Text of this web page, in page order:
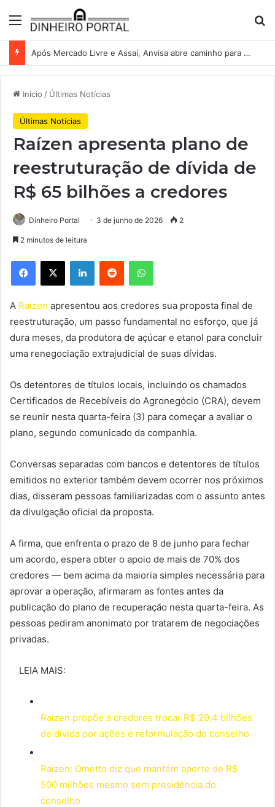
Menu
Após Mercado Livre e Assaí, Anvisa abre caminho para venda de medicamentos pela Shopee
Início / Últimas Notícias
Últimas Notícias
Raízen apresenta plano de
reestruturação de dívida de
R$ 65 bilhões a credores
Dinheiro Portal 3 de junho de 2026 2
2 minutos de leitura
Facebook
X LinkedinReddit WhatsApp
A Raízen apresentou aos credores sua proposta final de
reestruturação, um passo fundamental no esforço, que já
dura meses, da produtora de açúcar e etanol para concluir
uma renegociação extrajudicial de suas dívidas.
Os detentores de títulos locais, incluindo os chamados
Certificados de Recebíveis do Agronegócio (CRA), devem
se reunir nesta quarta-feira (3) para começar a avaliar o
plano, segundo comunicado da companhia.
Conversas separadas com bancos e detentores de títulos
emitidos no exterior também devem ocorrer nos próximos
dias, disseram pessoas familiarizadas com o assunto antes
da divulgação oficial da proposta.
A firma, que enfrenta o prazo de 8 de junho para fechar
um acordo, espera obter o apoio de mais de 70% dos
credores — bem acima da maioria simples necessária para
aprovar a operação, afirmaram as fontes antes da
publicação do plano de recuperação nesta quarta-feira. As
pessoas pediram anonimato por tratarem de negociações
privadas.
LEIA MAIS:
Raízen propõe a credores trocar R$ 29,4 bilhões
de dívida por ações e reformulação do conselho
Raízen: Ometto diz que mantém aporte de R$
500 milhões mesmo sem presidência do
conselho